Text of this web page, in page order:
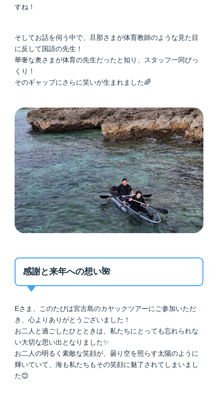
すね！
そしてお話を伺う中で、旦那さまが体育教師のような見た目
に反して国語の先生！
華奢な奥さまが体育の先生だったと知り、スタッフ一同びっ
くり！
そのギャップにさらに笑いが生まれました🌈
感謝と来年への想い🌺
Eさま、このたびは宮古島のカヤックツアーにご参加いただ
き、心よりありがとうございました！
お二人と過ごしたひとときは、私たちにとっても忘れられな
い大切な思い出となりました✨
お二人の明るく素敵な笑顔が、曇り空を照らす太陽のように
輝いていて、海も私たちもその笑顔に魅了されてしまいまし
た😊